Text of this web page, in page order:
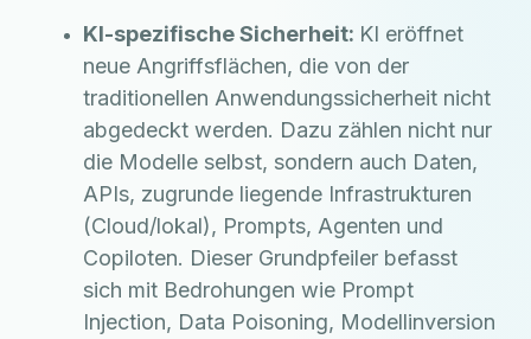
KI-spezifische Sicherheit: KI eröffnet
neue Angriffsflächen, die von der
traditionellen Anwendungssicherheit nicht
abgedeckt werden. Dazu zählen nicht nur
die Modelle selbst, sondern auch Daten,
APIs, zugrunde liegende Infrastrukturen
(Cloud/lokal), Prompts, Agenten und
Copiloten. Dieser Grundpfeiler befasst
sich mit Bedrohungen wie Prompt
Injection, Data Poisoning, Modellinversion